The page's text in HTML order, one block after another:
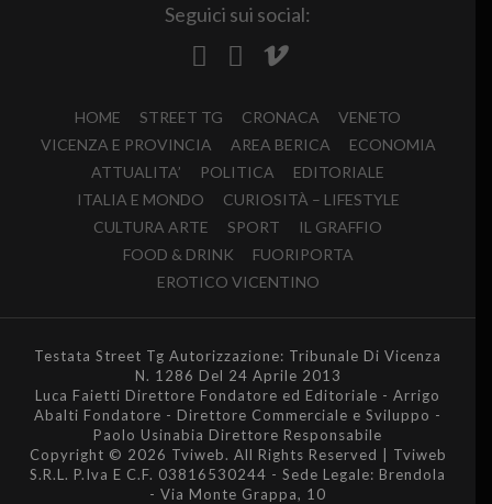
Seguici sui social:
HOME STREET TG CRONACA
VENETO
VICENZA E PROVINCIA
AREA BERICA
ECONOMIA
ATTUALITA’
POLITICA
EDITORIALE
ITALIA E MONDO
CURIOSITÀ – LIFESTYLE
CULTURA ARTE
SPORT
IL GRAFFIO
FOOD & DRINK
FUORIPORTA
EROTICO VICENTINO
Testata Street Tg Autorizzazione: Tribunale Di Vicenza
N. 1286 Del 24 Aprile 2013
Luca Faietti Direttore Fondatore ed Editoriale - Arrigo
Abalti Fondatore - Direttore Commerciale e Sviluppo -
Paolo Usinabia Direttore Responsabile
Copyright © 2026 Tviweb. All Rights Reserved | Tviweb
S.R.L. P.Iva E C.F. 03816530244 - Sede Legale: Brendola
- Via Monte Grappa, 10